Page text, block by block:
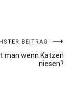
BEITRAG
man wenn Katzen
niesen?